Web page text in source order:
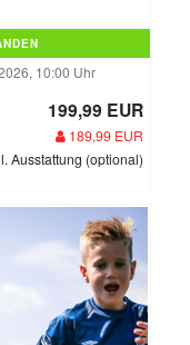
10:00 Uhr
199,99 EUR
189,99 EUR
Ausstattung (optional)